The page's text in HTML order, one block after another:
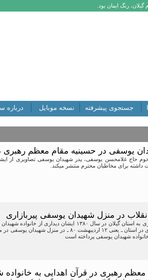
رنگ ایمان بود.
جستجوی پیشرفته نسخه موبایل درباره
یوسفی در حسینیه مقام معظم رهبری
حاج غلامحسن یوسفی، پدر شهیدان یوسفی تصاویری از
برای مخاطبان محترم منتشر میکند.
در منزل شهیدان یوسفی پیربازاری
در جریان سفر مقام معظم رهبری به استان گیلان
۱۰ شب دومین روز حضور رهبری در استان ـ
خانواده شهیدان یوسفی پرداخته است
رهبری در قرآن اهدایی به خانواده